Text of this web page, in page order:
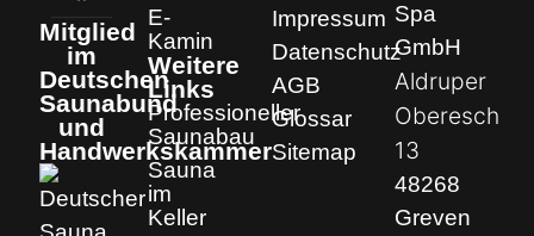
Mitglied
im
Deutschen
Saunabund
und
Handwerkskammer
E-
Kamin
Weitere
Links
Professioneller
Saunabau
Sauna
im
Keller
Impressum
Datenschutz
AGB
Glossar
Sitemap
Spa
GmbH
Aldruper
Oberesch
13
48268
Greven